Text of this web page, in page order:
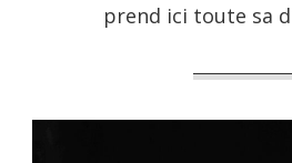
prend ici toute sa